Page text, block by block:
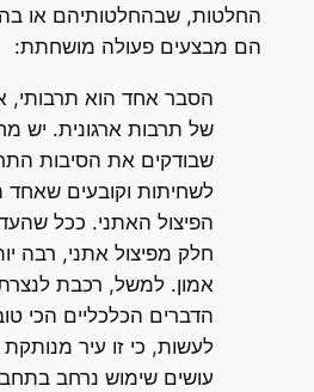
החלטות, שבהחלטותיהם או
הם מבצעים פעולה מושחתת:
הסבר אחד הוא תרבותי,
של תרבות ארגונית. יש
שבודקים את הסיבות
לשחיתות וקובעים שאחד
הפיצול האתני. ככל
חלק מפיצול אתני, רבה
אמון. למשל, רכבת לנצרת
הדברים הכלכליים הכי
לעשות, כי זו עיר מנותקת
עושים שימוש נרחב